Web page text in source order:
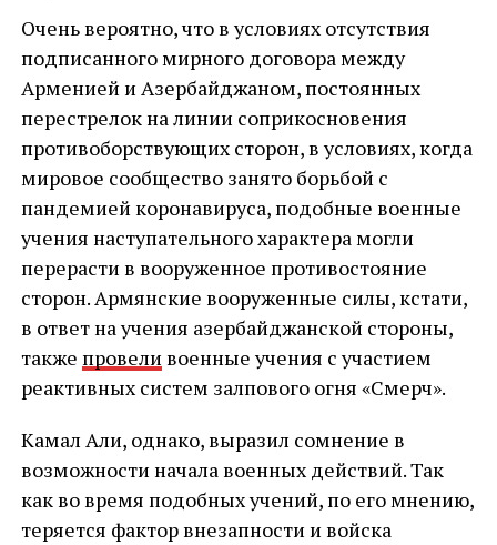
Очень вероятно, что в условиях отсутствия
подписанного мирного договора между
Арменией и Азербайджаном, постоянных
перестрелок на линии соприкосновения
противоборствующих сторон, в условиях, когда
мировое сообщество занято борьбой с
пандемией коронавируса, подобные военные
учения наступательного характера могли
перерасти в вооруженное противостояние
сторон. Армянские вооруженные силы, кстати,
в ответ на учения азербайджанской стороны,
также провеливоенные учения с участием
реактивных систем залпового огня «Смерч».
Камал Али, однако, выразил сомнение в
возможности начала военных действий. Так
как во время подобных учений, по его мнению,
теряется фактор внезапности и войска